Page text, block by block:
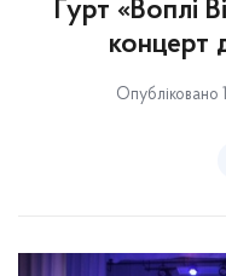
Гурт «Воплі
концерт
Опубліковано